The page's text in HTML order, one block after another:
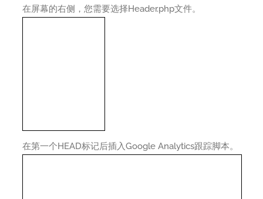
在屏幕的右侧，您需要选择Header.php文件。
在第一个HEAD标记后插入Google Analytics跟踪脚本。